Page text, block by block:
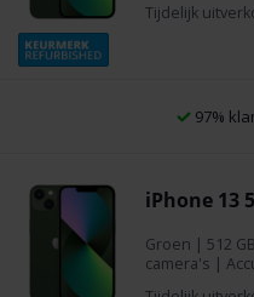
Tijdelijk
iPhone 13
Groen | 512 GB
camera's |
97%